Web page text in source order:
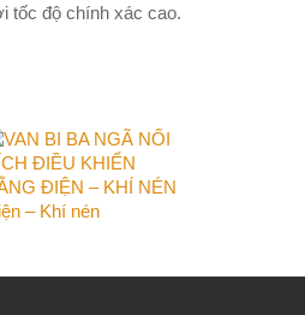
tốc độ chính xác cao.